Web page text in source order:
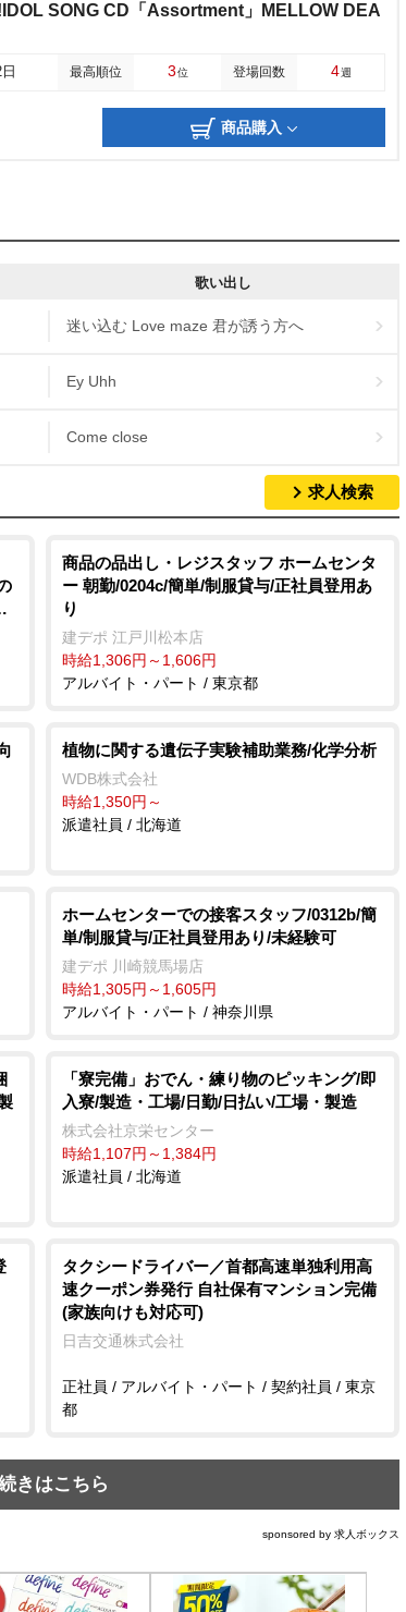
SONG CD「Assortment」MELLOW DEA
最高順位 3位 登場回数 4週
商品購入
歌い出し
迷い込む Love maze 君が誘う方へ
Ey Uhh
Come close
求人検索
商品の品出し・レジスタッフ ホームセンタ
ー 朝勤/0204c/簡単/制服貸与/正社員登用あ
り
建デポ 江戸川松本店
時給1,306円～1,606円
アルバイト・パート / 東京都
植物に関する遺伝子実験補助業務/化学分析
WDB株式会社
時給1,350円～
派遣社員 / 北海道
ホームセンターでの接客スタッフ/0312b/簡
単/制服貸与/正社員登用あり/未経験可
建デポ 川崎競馬場店
時給1,305円～1,605円
アルバイト・パート / 神奈川県
「寮完備」おでん・練り物のピッキング/即
入寮/製造・工場/日勤/日払い/工場・製造
株式会社京栄センター
時給1,107円～1,384円
派遣社員 / 北海道
タクシードライバー／首都高速単独利用高
速クーポン券発行 自社保有マンション完備
(家族向けも対応可)
日吉交通株式会社
正社員 / アルバイト・パート / 契約社員 / 東京
都
きはこちら
sponsored by 求人ボックス